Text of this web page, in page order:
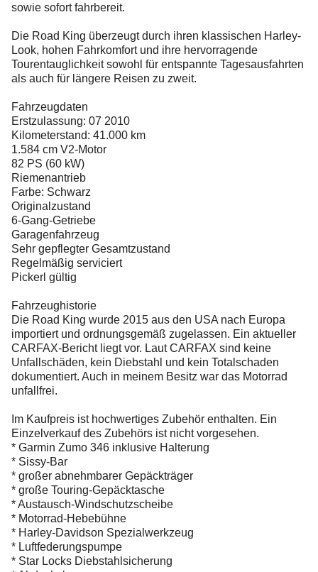
sowie sofort fahrbereit.
Die Road King überzeugt durch ihren klassischen Harley-
Look, hohen Fahrkomfort und ihre hervorragende
Tourentauglichkeit sowohl für entspannte Tagesausfahrten
als auch für längere Reisen zu zweit.
Fahrzeugdaten
Erstzulassung: 07 2010
Kilometerstand: 41.000 km
1.584 cm V2-Motor
82 PS (60 kW)
Riemenantrieb
Farbe: Schwarz
Originalzustand
6-Gang-Getriebe
Garagenfahrzeug
Sehr gepflegter Gesamtzustand
Regelmäßig serviciert
Pickerl gültig
Fahrzeughistorie
Die Road King wurde 2015 aus den USA nach Europa
importiert und ordnungsgemäß zugelassen. Ein aktueller
CARFAX-Bericht liegt vor. Laut CARFAX sind keine
Unfallschäden, kein Diebstahl und kein Totalschaden
dokumentiert. Auch in meinem Besitz war das Motorrad
unfallfrei.
Im Kaufpreis ist hochwertiges Zubehör enthalten. Ein
Einzelverkauf des Zubehörs ist nicht vorgesehen.
* Garmin Zumo 346 inklusive Halterung
* Sissy-Bar
* großer abnehmbarer Gepäckträger
* große Touring-Gepäcktasche
* Austausch-Windschutzscheibe
* Motorrad-Hebebühne
* Harley-Davidson Spezialwerkzeug
* Luftfederungspumpe
* Star Locks Diebstahlsicherung